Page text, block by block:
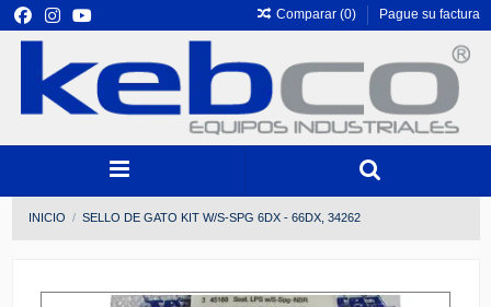
Comparar (0) Pague su factura
INICIO SELLO DE GATO KIT W/S-SPG 6DX - 66DX, 34262